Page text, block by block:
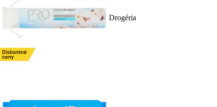
Drogéria